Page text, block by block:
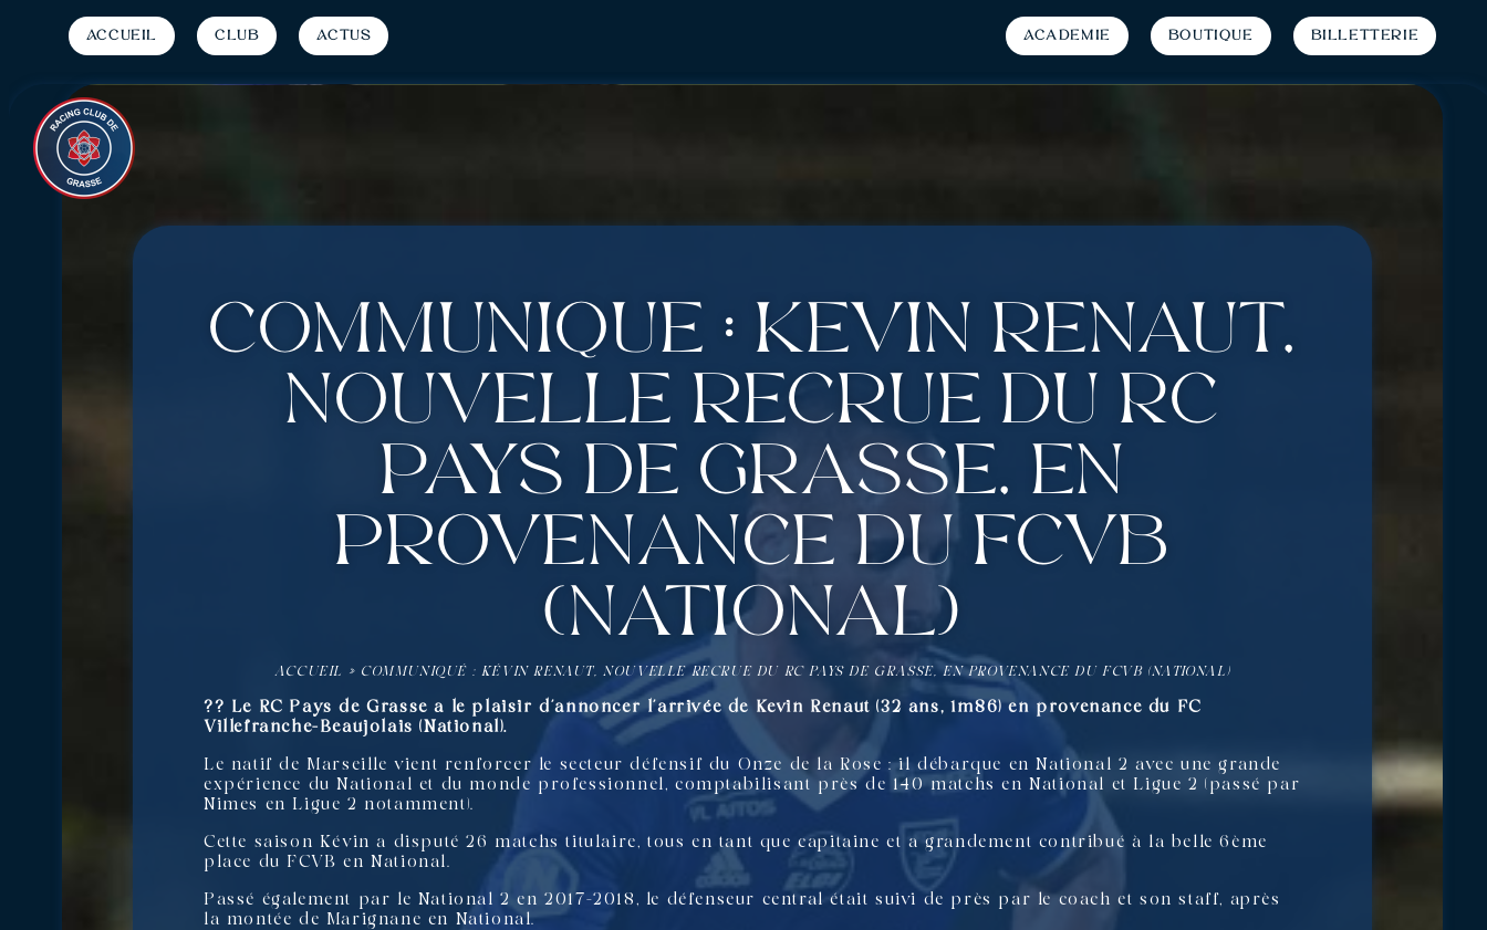
Accueil Club Actus Académie Boutique Billetterie
Communiqué : Kévin Renaut,
nouvelle recrue du RC
Pays de Grasse, en
provenance du FCVB
(National)
ACCUEIL » COMMUNIQUÉ : KÉVIN RENAUT, NOUVELLE RECRUE DU RC PAYS DE GRASSE, EN PROVENANCE DU FCVB (NATIONAL)
?? Le RC Pays de Grasse a le plaisir d’annoncer l’arrivée de Kevin Renaut (32 ans, 1m86) en provenance du FC
Villefranche-Beaujolais (National).
Le natif de Marseille vient renforcer le secteur défensif du Onze de la Rose : il débarque en National 2 avec une grande
expérience du National et du monde professionnel, comptabilisant près de 140 matchs en National et Ligue 2 (passé par
Nimes en Ligue 2 notamment).
Cette saison Kévin a disputé 26 matchs titulaire, tous en tant que capitaine et a grandement contribué à la belle 6ème
place du FCVB en National.
Passé également par le National 2 en 2017-2018, le défenseur central était suivi de près par le coach et son staff, après
la montée de Marignane en National.